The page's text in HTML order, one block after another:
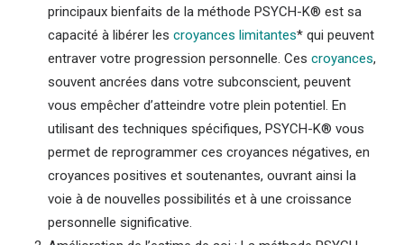
principaux bienfaits de la méthode PSYCH-K® est sa
capacité à libérer les croyances limitantes* qui peuvent
entraver votre progression personnelle. Ces croyances,
souvent ancrées dans votre subconscient, peuvent
vous empêcher d’atteindre votre plein potentiel. En
utilisant des techniques spécifiques, PSYCH-K® vous
permet de reprogrammer ces croyances négatives, en
croyances positives et soutenantes, ouvrant ainsi la
voie à de nouvelles possibilités et à une croissance
personnelle significative.